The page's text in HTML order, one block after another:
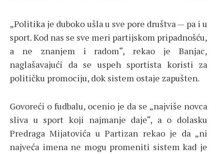
„Politika je duboko ušla u sve pore društva — pa i u
sport. Kod nas se sve meri partijskom pripadnošću,
a ne znanjem i radom“, rekao je Banjac,
naglašavajući da se uspeh sportista koristi za
političku promociju, dok sistem ostaje zapušten.
Govoreći o fudbalu, ocenio je da se „najviše novca
sliva u sport koji najmanje daje“, a o dolasku
Predraga Mijatovića u Partizan rekao je da „ni
najveća imena ne mogu promeniti sistem kad je